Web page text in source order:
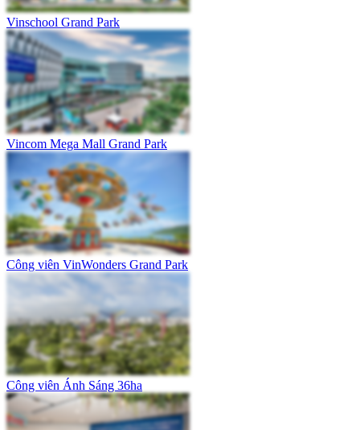
Vinschool Grand Park
Vincom Mega Mall Grand Park
Công viên VinWonders Grand Park
Công viên Ánh Sáng 36ha